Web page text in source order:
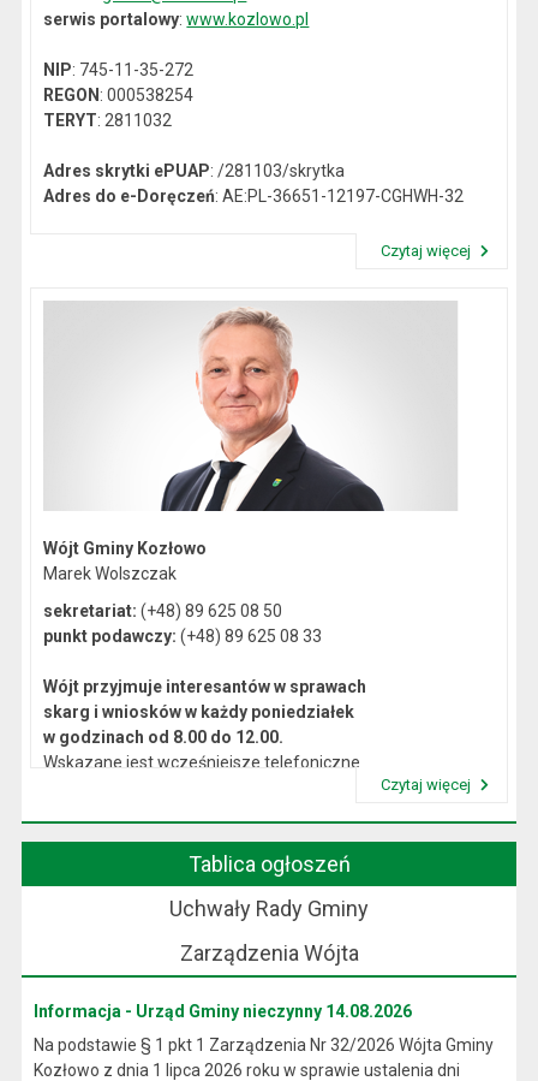
serwis portalowy:www.kozlowo.pl
NIP: 745-11-35-272
REGON: 000538254
TERYT: 2811032
Adres skrytki ePUAP: /281103/skrytka
Adres do e-Doręczeń: AE:PL-36651-12197-CGHWH-32
Czytaj więcej
Wójt Gminy Kozłowo
Marek Wolszczak
sekretariat: (+48) 89 625 08 50
punkt podawczy: (+48) 89 625 08 33
Wójt przyjmuje interesantów w sprawach
skarg i wniosków w każdy poniedziałek
w godzinach od 8.00 do 12.00.
Wskazane jest wcześniejsze telefoniczne
Czytaj więcej
Tablica ogłoszeń
Uchwały Rady Gminy
Zarządzenia Wójta
Informacja - Urząd Gminy nieczynny 14.08.2026
Na podstawie § 1 pkt 1 Zarządzenia Nr 32/2026 Wójta Gminy
Kozłowo z dnia 1 lipca 2026 roku w sprawie ustalenia dni